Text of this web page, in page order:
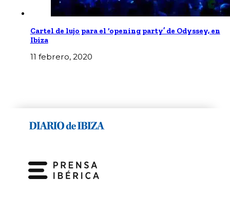
Cartel de lujo para el ‘opening party’ de Odyssey, en
Ibiza
11 febrero, 2020